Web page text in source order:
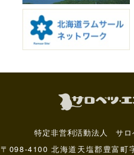
特定非営利活動法人 サロ
〒098-4100 北海道天塩郡豊富